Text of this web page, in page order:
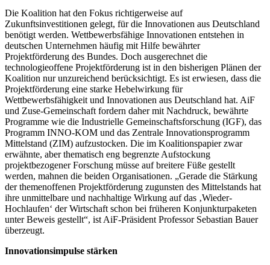
Die Koalition hat den Fokus richtigerweise auf
Zukunftsinvestitionen gelegt, für die Innovationen aus Deutschland
benötigt werden. Wettbewerbsfähige Innovationen entstehen in
deutschen Unternehmen häufig mit Hilfe bewährter
Projektförderung des Bundes. Doch ausgerechnet die
technologieoffene Projektförderung ist in den bisherigen Plänen der
Koalition nur unzureichend berücksichtigt. Es ist erwiesen, dass die
Projektförderung eine starke Hebelwirkung für
Wettbewerbsfähigkeit und Innovationen aus Deutschland hat. AiF
und Zuse-Gemeinschaft fordern daher mit Nachdruck, bewährte
Programme wie die Industrielle Gemeinschaftsforschung (IGF), das
Programm INNO-KOM und das Zentrale Innovationsprogramm
Mittelstand (ZIM) aufzustocken. Die im Koalitionspapier zwar
erwähnte, aber thematisch eng begrenzte Aufstockung
projektbezogener Forschung müsse auf breitere Füße gestellt
werden, mahnen die beiden Organisationen. „Gerade die Stärkung
der themenoffenen Projektförderung zugunsten des Mittelstands hat
ihre unmittelbare und nachhaltige Wirkung auf das ‚Wieder-
Hochlaufen‘ der Wirtschaft schon bei früheren Konjunkturpaketen
unter Beweis gestellt“, ist AiF-Präsident Professor Sebastian Bauer
überzeugt.
Innovationsimpulse stärken